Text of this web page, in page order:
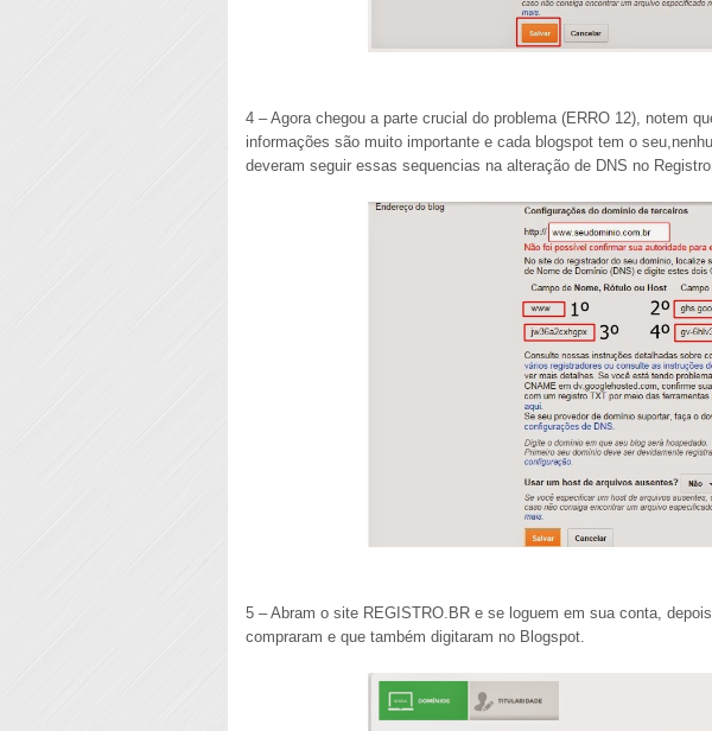
4 – Agora chegou a parte crucial do problema (ERRO 12), notem
informações são muito importante e cada blogspot tem o
deveram seguir essas sequencias na alteração de DNS no
5 – Abram o site REGISTRO.BR e se loguem em sua conta,
compraram e que também digitaram no Blogspot.